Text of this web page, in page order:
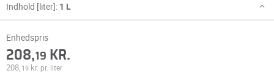
Indhold [liter]: 1 L
Enhedspris
208,19 KR.
208, 19 kr. pr. liter